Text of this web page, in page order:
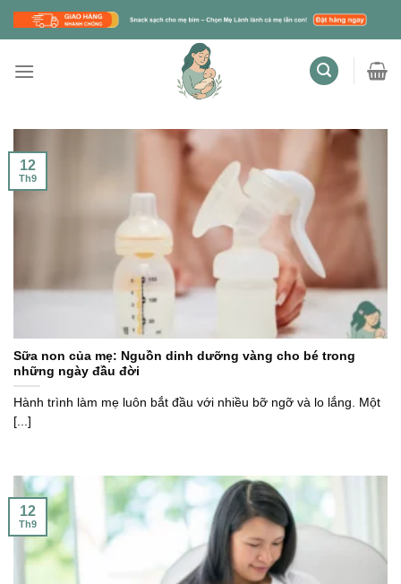
Skip
Sữa non của mẹ: Nguồn dinh dưỡng vàng cho bé trong
những ngày đầu đời
Hành trình làm mẹ luôn bắt đầu với nhiều bỡ ngỡ và lo lắng. Một
[...]
12
Th9
12
Th9